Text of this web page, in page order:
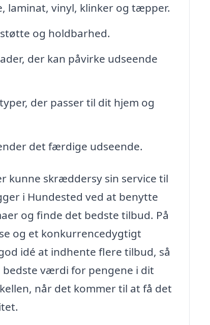
laminat, vinyl, klinker og tæpper.
og holdbarhed.
der kan påvirke udseende
der passer til dit hjem og
det færdige udseende.
kunne skræddersy sin service til
i Hundested ved at benytte
og finde det bedste tilbud. På
og et konkurrencedygtigt
idé at indhente flere tilbud, så
værdi for pengene i dit
når det kommer til at få det